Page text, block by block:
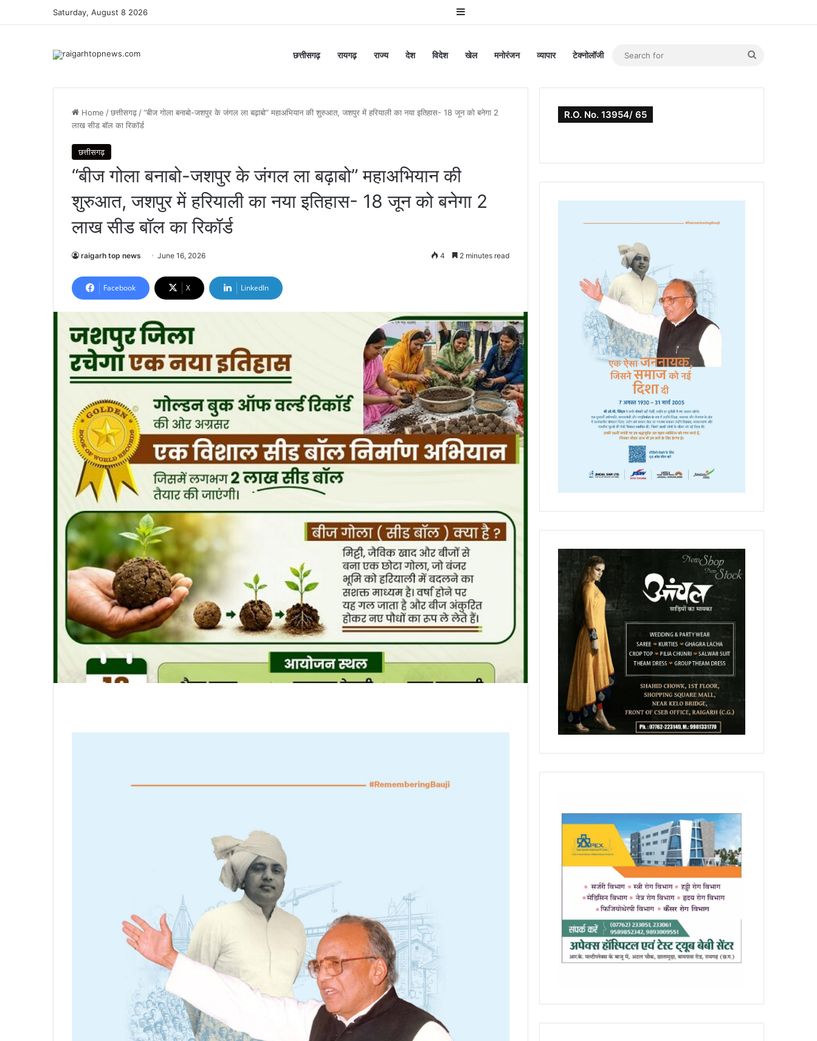
Saturday, August 8 2026 Sidebar
छत्तीसगढ़ रायगढ़ राज्य देश विदेश खेल मनोरंजन व्यापार टेक्नोलॉजी
Home /छत्तीसगढ़ /“बीज गोला बनाबो-जशपुर के जंगल ला बढ़ाबो” महाअभियान की शुरुआत, जशपुर में हरियाली का नया इतिहास- 18 जून को बनेगा 2
लाख सीड बॉल का रिकॉर्ड
छत्तीसगढ़
“बीज गोला बनाबो-जशपुर के जंगल ला बढ़ाबो” महाअभियान की
शुरुआत, जशपुर में हरियाली का नया इतिहास- 18 जून को बनेगा 2
लाख सीड बॉल का रिकॉर्ड
raigarh top news June 16, 2026 4 2 minutes read
Facebook X LinkedIn
R.O. No. 13954/ 65